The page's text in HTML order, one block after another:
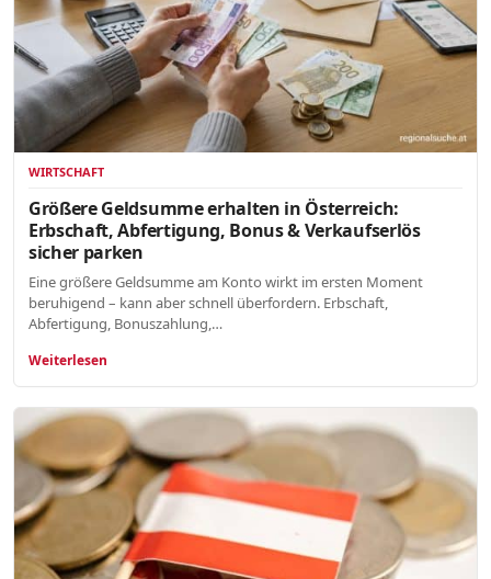
WIRTSCHAFT
Größere Geldsumme erhalten in Österreich:
Erbschaft, Abfertigung, Bonus & Verkaufserlös
sicher parken
Eine größere Geldsumme am Konto wirkt im ersten Moment
beruhigend – kann aber schnell überfordern. Erbschaft,
Abfertigung, Bonuszahlung,…
Weiterlesen